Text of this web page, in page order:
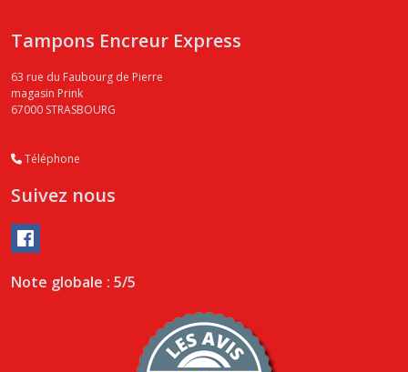
Tampons Encreur Express
63 rue du Faubourg de Pierre
magasin Prink
67000 STRASBOURG
Téléphone
Suivez nous
Note globale : 5/5